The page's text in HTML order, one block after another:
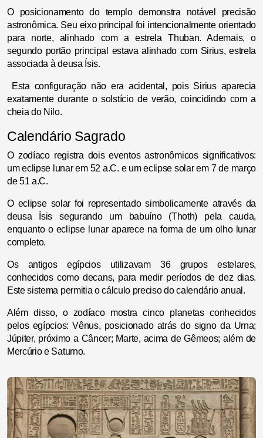
O posicionamento do templo demonstra notável precisão
astronômica. Seu eixo principal foi intencionalmente orientado
para norte, alinhado com a estrela Thuban. Ademais, o
segundo portão principal estava alinhado com Sirius, estrela
associada à deusa Ísis.
Esta configuração não era acidental, pois Sirius aparecia
exatamente durante o solstício de verão, coincidindo com a
cheia do Nilo.
Calendário Sagrado
O zodíaco registra dois eventos astronômicos significativos:
um eclipse lunar em 52 a.C. e um eclipse solar em 7 de março
de 51 a.C.
O eclipse solar foi representado simbolicamente através da
deusa Ísis segurando um babuíno (Thoth) pela cauda,
enquanto o eclipse lunar aparece na forma de um olho lunar
completo.
Os antigos egípcios utilizavam 36 grupos estelares,
conhecidos como decans, para medir períodos de dez dias.
Este sistema permitia o cálculo preciso do calendário anual.
Além disso, o zodíaco mostra cinco planetas conhecidos
pelos egípcios: Vênus, posicionado atrás do signo da Urna;
Júpiter, próximo a Câncer; Marte, acima de Gêmeos; além de
Mercúrio e Saturno.